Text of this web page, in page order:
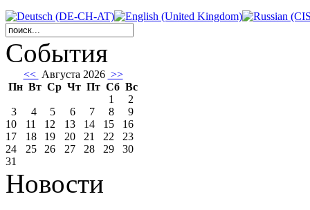
События
<< Августа 2026 >>
Пн Вт Ср Чт Пт Сб Вс
1
2
3
4 5 6 7 8
9
10
11 12 13 14 15
16
17
18 19 20 21 22
23
24
25 26 27 28 29
30
31
Новости